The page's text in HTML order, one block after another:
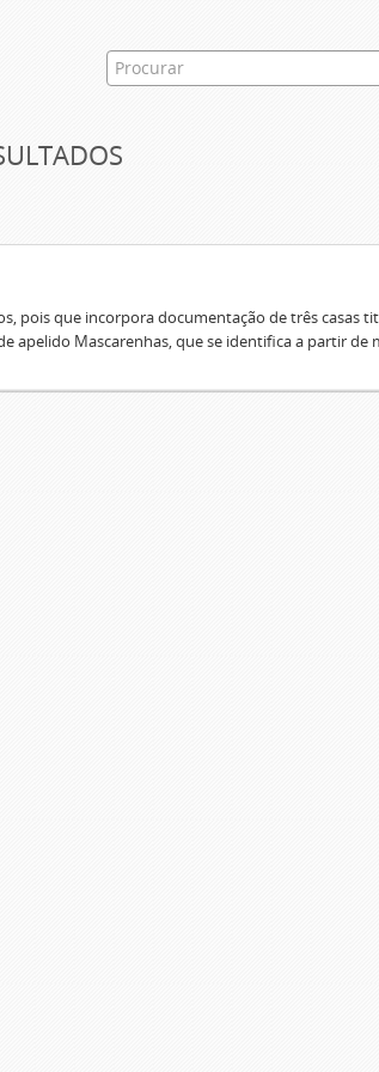
pois que incorpora documentação de três casas
apelido Mascarenhas, que se identifica a partir de